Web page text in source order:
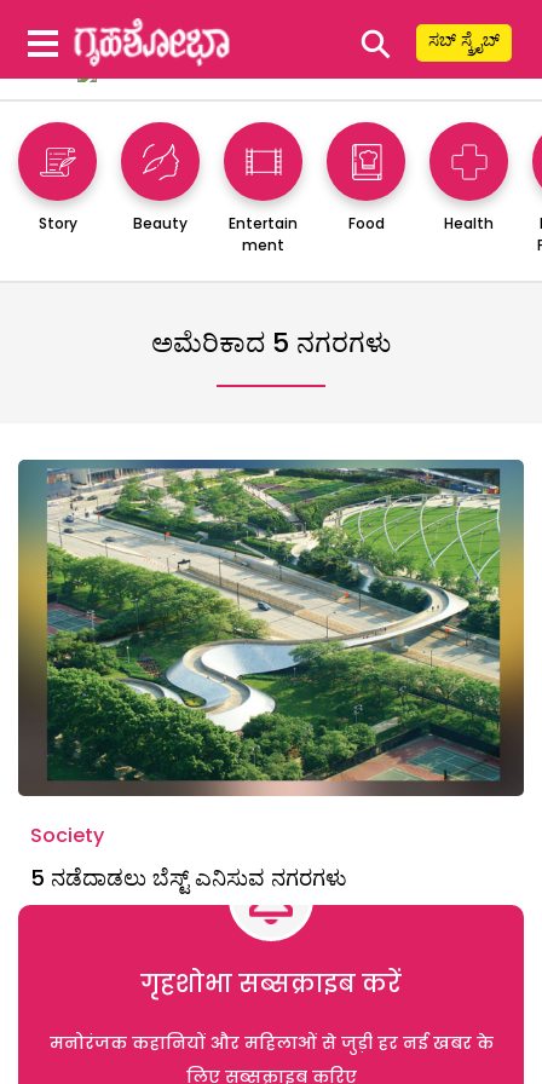
⚲ ಸಬ್ ಸ್ಕ್ರೈಬ್
Story Beauty
Entertain
ment
Food Health
ಅಮೆರಿಕಾದ 5 ನಗರಗಳು
Society
5 ನಡೆದಾಡಲು ಬೆಸ್ಟ್ ಎನಿಸುವ ನಗರಗಳು
गृहशोभा सब्सक्राइब करें
मनोरंजक कहानियों और महिलाओं से जुड़ी हर नई खबर के
लिए सब्सक्राइब करिए